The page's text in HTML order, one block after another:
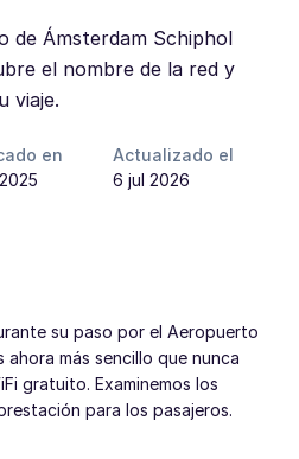
de Ámsterdam Schiphol
el nombre de la red y
viaje.
en
Actualizado el
6 jul 2026
su paso por el Aeropuerto
más sencillo que nunca
gratuito. Examinemos los
para los pasajeros.